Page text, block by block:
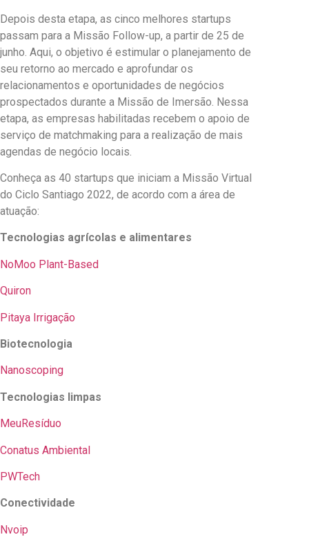
Depois desta etapa, as cinco melhores startups
passam para a Missão Follow-up, a partir de 25 de
junho. Aqui, o objetivo é estimular o planejamento de
seu retorno ao mercado e aprofundar os
relacionamentos e oportunidades de negócios
prospectados durante a Missão de Imersão. Nessa
etapa, as empresas habilitadas recebem o apoio de
serviço de matchmaking para a realização de mais
agendas de negócio locais.
Conheça as 40 startups que iniciam a Missão Virtual
do Ciclo Santiago 2022, de acordo com a área de
atuação:
Tecnologias agrícolas e alimentares
NoMoo Plant-Based
Quiron
Pitaya Irrigação
Biotecnologia
Nanoscoping
Tecnologias limpas
MeuResíduo
Conatus Ambiental
PWTech
Conectividade
Nvoip